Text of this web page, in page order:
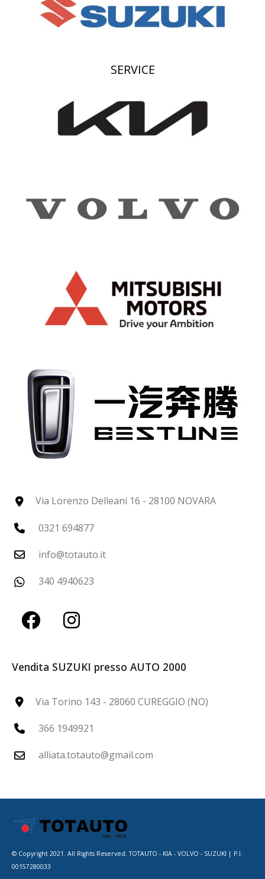
SERVICE
Via Lorenzo Delleani 16 - 28100 NOVARA
0321 694877
info@totauto.it
340 4940623
Vendita SUZUKI presso AUTO 2000
Via Torino 143 - 28060 CUREGGIO (NO)
366 1949921
alliata.totauto@gmail.com
© Copyright 2021. All Rights Reserved. TOTAUTO - KIA - VOLVO - SUZUKI | P.I.
00157280033